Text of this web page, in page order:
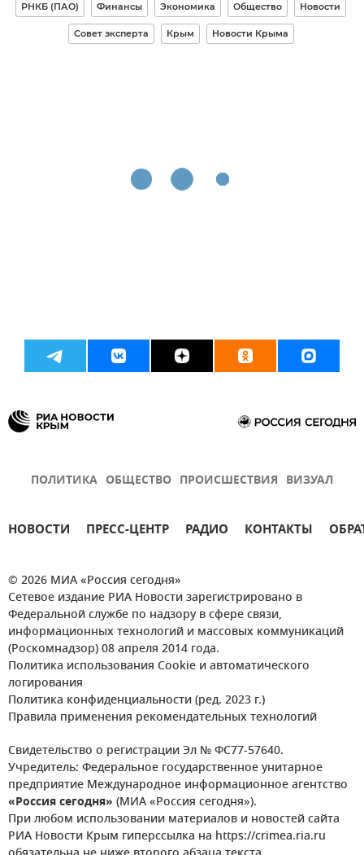
РНКБ (ПАО) Финансы Экономика Общество Новости
Совет эксперта Крым Новости Крыма
ПОЛИТИКА ОБЩЕСТВО ПРОИСШЕСТВИЯ ВИЗУАЛ
НОВОСТИ ПРЕСС-ЦЕНТР РАДИО КОНТАКТЫ
© 2026 МИА «Россия сегодня»
Сетевое издание РИА Новости зарегистрировано в
Федеральной службе по надзору в сфере связи,
информационных технологий и массовых коммуникаций
(Роскомнадзор) 08 апреля 2014 года.
Политика использования Cookie и автоматического
логирования
Политика конфиденциальности (ред. 2023 г.)
Правила применения рекомендательных технологий
Свидетельство о регистрации Эл № ФС77-57640.
Учредитель: Федеральное государственное унитарное
предприятие Международное информационное агентство
«Россия сегодня» (МИА «Россия сегодня»).
При любом использовании материалов и новостей сайта
РИА Новости Крым гиперссылка на https://crimea.ria.ru